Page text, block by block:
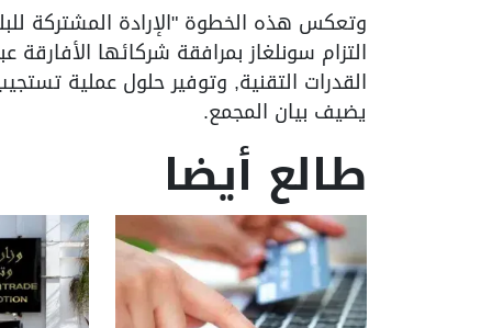
وتعكس هذه الخطوة "الإرادة المشتركة
التزام سونلغاز بمرافقة شركائها
القدرات التقنية, وتوفير حلول عملية
يضيف بيان المجمع.
طالع أيضا